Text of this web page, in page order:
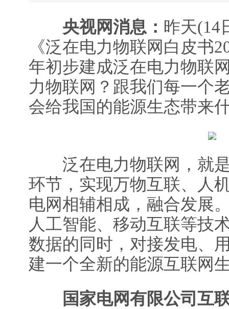
央视网消息： 昨天(14
《泛在电力物联网白皮书
年初步建成泛在电力物联
力物联网？跟我们每一个
会给我国的能源生态带来
泛在电力物联网，就是
环节，实现万物互联、人
电网相辅相成，融合发展
人工智能、移动互联等技
数据的同时，对接发电、
建一个全新的能源互联网
国家电网有限公司互